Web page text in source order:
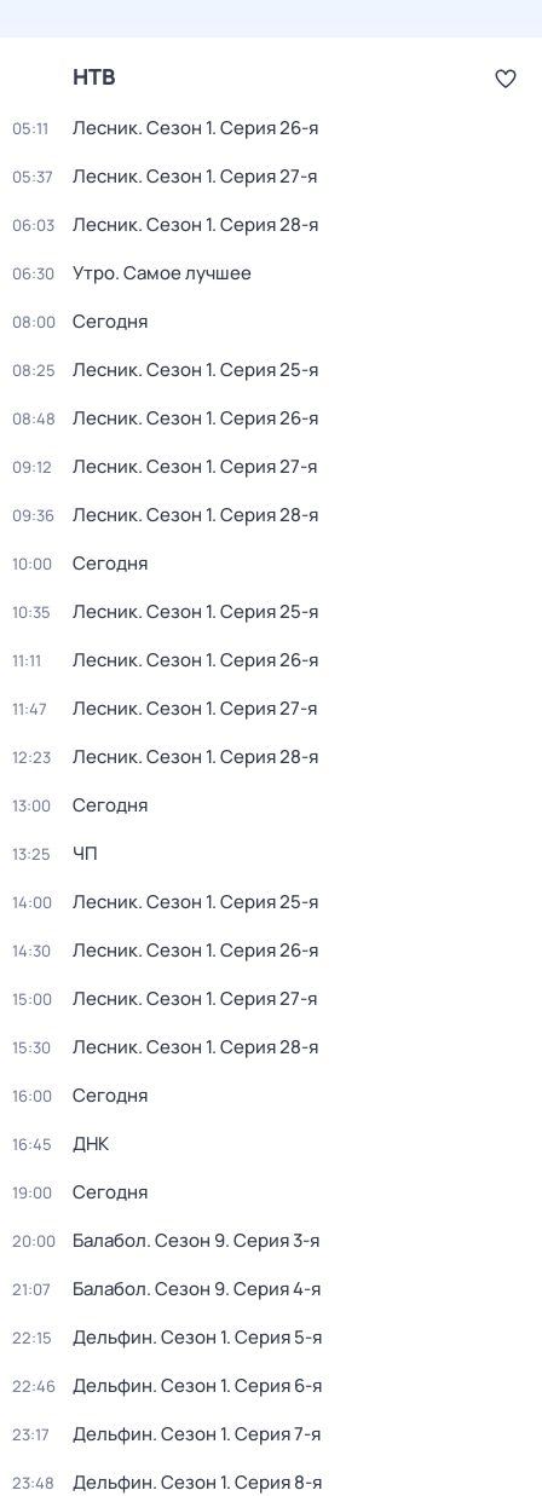
НТВ
05:11 Лесник. Сезон 1. Серия 26-я
05:37 Лесник. Сезон 1. Серия 27-я
06:03 Лесник. Сезон 1. Серия 28-я
06:30 Утро. Самое лучшее
08:00 Сегодня
08:25 Лесник. Сезон 1. Серия 25-я
08:48 Лесник. Сезон 1. Серия 26-я
09:12 Лесник. Сезон 1. Серия 27-я
09:36 Лесник. Сезон 1. Серия 28-я
10:00 Сегодня
10:35 Лесник. Сезон 1. Серия 25-я
11:11 Лесник. Сезон 1. Серия 26-я
11:47 Лесник. Сезон 1. Серия 27-я
12:23 Лесник. Сезон 1. Серия 28-я
13:00 Сегодня
13:25 ЧП
14:00 Лесник. Сезон 1. Серия 25-я
14:30 Лесник. Сезон 1. Серия 26-я
15:00 Лесник. Сезон 1. Серия 27-я
15:30 Лесник. Сезон 1. Серия 28-я
16:00 Сегодня
16:45 ДНК
19:00 Сегодня
20:00 Балабол. Сезон 9. Серия 3-я
21:07 Балабол. Сезон 9. Серия 4-я
22:15 Дельфин. Сезон 1. Серия 5-я
22:46 Дельфин. Сезон 1. Серия 6-я
23:17 Дельфин. Сезон 1. Серия 7-я
23:48 Дельфин. Сезон 1. Серия 8-я